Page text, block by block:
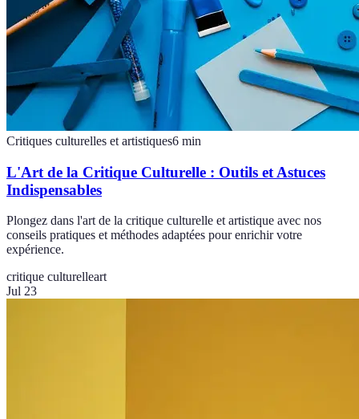
Critiques culturelles et artistiques6 min
L'Art de la Critique Culturelle : Outils et Astuces
Indispensables
Plongez dans l'art de la critique culturelle et artistique avec nos
conseils pratiques et méthodes adaptées pour enrichir votre
expérience.
critique culturelleart
Jul 23